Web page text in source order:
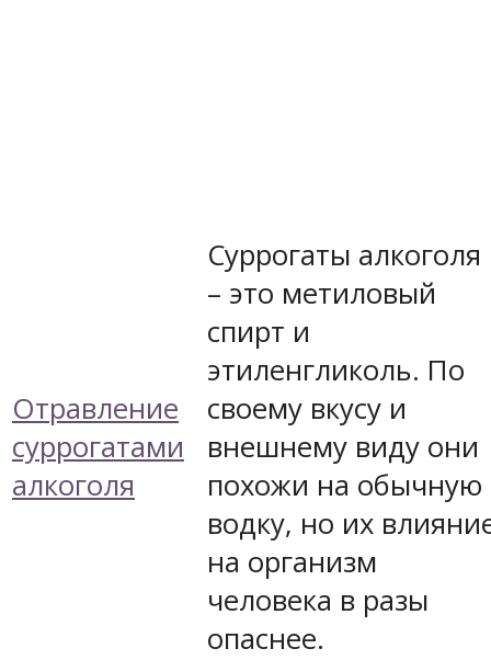
Отравление
суррогатами
алкоголя
Суррогаты алкоголя
– это метиловый
спирт и
этиленгликоль. По
своему вкусу и
внешнему виду они
похожи на обычную
водку, но их
на организм
человека в разы
опаснее.